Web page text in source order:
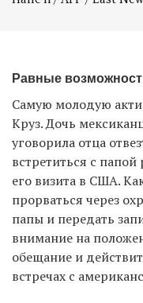
Равные
Самую молодую
Круз. Дочь
уговорила отца
встретиться с
его визита в США.
прорваться через
папы и передать
внимание на
обещание и
встречах с